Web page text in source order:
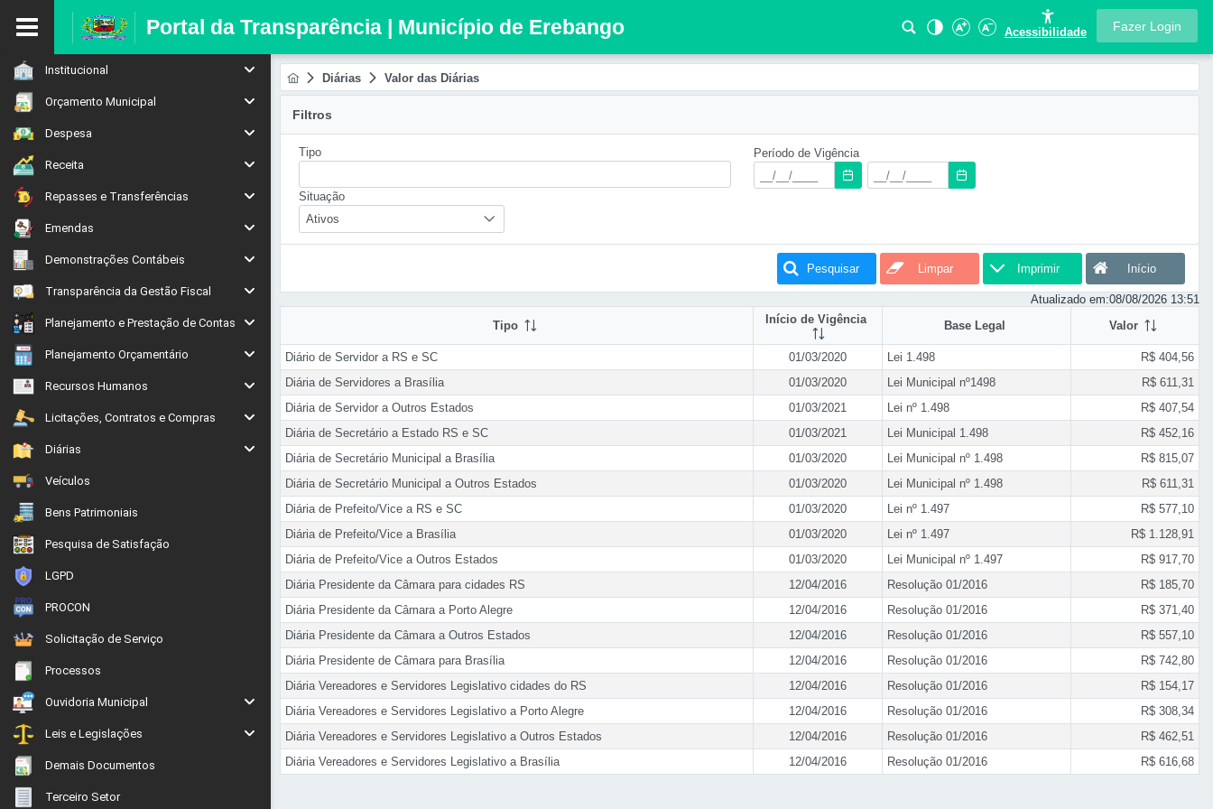
Portal da Transparência | Município de Erebango Acessibilidade Fazer Login
Institucional
Orçamento Municipal
Despesa
Receita
Repasses e Transferências
Emendas
Demonstrações Contábeis
Transparência da Gestão Fiscal
Planejamento e Prestação de Contas
Planejamento Orçamentário
Recursos Humanos
Licitações, Contratos e Compras
Diárias
Veículos
Bens Patrimoniais
Pesquisa de Satisfação
LGPD
PROCON
Solicitação de Serviço
Processos
Ouvidoria Municipal
Leis e Legislações
Demais Documentos
Terceiro Setor
Diárias Valor das Diárias
Filtros
Tipo
Situação
Ativos
Período de Vigência
Pesquisar Limpar Imprimir Início
Atualizado em:08/08/2026 13:51
Tipo
Início de Vigência Base Legal Valor
Diário de Servidor a RS e SC 01/03/2020 Lei 1.498
R$ 404,56
Diária de Servidores a Brasília
01/03/2020 Lei Municipal nº1498
R$ 611,31
Diária de Servidor a Outros Estados
01/03/2021 Lei nº 1.498
R$ 407,54
Diária de Secretário a Estado RS e SC
01/03/2021 Lei Municipal 1.498
R$ 452,16
Diária de Secretário Municipal a Brasília
01/03/2020 Lei Municipal nº 1.498
R$ 815,07
Diária de Secretário Municipal a Outros Estados
01/03/2020 Lei Municipal nº 1.498
R$ 611,31
Diária de Prefeito/Vice a RS e SC
01/03/2020 Lei nº 1.497
R$ 577,10
Diária de Prefeito/Vice a Brasília
01/03/2020 Lei nº 1.497
R$ 1.128,91
Diária de Prefeito/Vice a Outros Estados
01/03/2020 Lei Municipal nº 1.497
R$ 917,70
Diária Presidente da Câmara para cidades RS
12/04/2016 Resolução 01/2016
R$ 185,70
Diária Presidente da Câmara a Porto Alegre
12/04/2016 Resolução 01/2016
R$ 371,40
Diária Presidente da Câmara a Outros Estados
12/04/2016 Resolução 01/2016
R$ 557,10
Diária Presidente de Câmara para Brasília
12/04/2016 Resolução 01/2016
R$ 742,80
Diária Vereadores e Servidores Legislativo cidades do RS
12/04/2016 Resolução 01/2016
R$ 154,17
Diária Vereadores e Servidores Legislativo a Porto Alegre
12/04/2016 Resolução 01/2016
R$ 308,34
Diária Vereadores e Servidores Legislativo a Outros Estados
12/04/2016 Resolução 01/2016
R$ 462,51
Diária Vereadores e Servidores Legislativo a Brasília
12/04/2016 Resolução 01/2016 R$ 616,68